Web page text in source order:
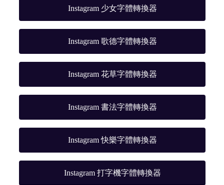
Instagram 少女字體轉換器
Instagram 歌德字體轉換器
Instagram 花草字體轉換器
Instagram 書法字體轉換器
Instagram 快樂字體轉換器
Instagram 打字機字體轉換器